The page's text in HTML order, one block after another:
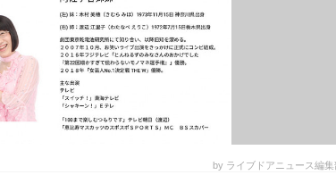
by ライブドアニュース編集